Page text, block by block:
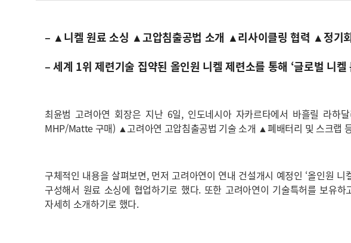
– ▲니켈 원료 소싱 ▲고압침출공법 소개 ▲리사이클링 협력 ▲정기
– 세계 1위 제련기술 집약된 올인원 니켈 제련소를 통해 ‘글로벌 니켈
최윤범 고려아연 회장은 지난 6일, 인도네시아 자카르타에서 바흘릴 라
MHP/Matte 구매) ▲고려아연 고압침출공법 기술 소개 ▲폐배터리 및 스크랩
구체적인 내용을 살펴보면, 먼저 고려아연이 연내 건설개시 예정인 ‘올인원
구성해서 원료 소싱에 협업하기로 했다. 또한 고려아연이 기술특허를 보유
자세히 소개하기로 했다.